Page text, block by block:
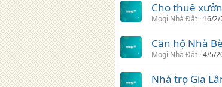
Cho thuê
Mogi Nhà Đất 16/
Căn hộ Nhà Bè
Mogi Nhà Đất 4/5/
Nhà trọ Gia